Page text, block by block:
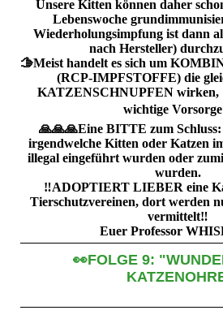
Unsere Kitten können daher
Lebenswoche
Wiederholungsimpfung ist dann
nach Hersteller)
🫱Meist handelt es sich um
(RCP-IMPFSTOFFE) die
KATZENSCHNUPFEN wirken,
wichtige
🙏🙏🙏Eine BITTE zum
irgendwelche Kitten oder Katzen
illegal eingeführt wurden oder
wurden.
‼️ADOPTIERT LIEBER eine
Tierschutzvereinen, dort werden
vermittelt‼️
Euer Professor
👀FOLGE 9: